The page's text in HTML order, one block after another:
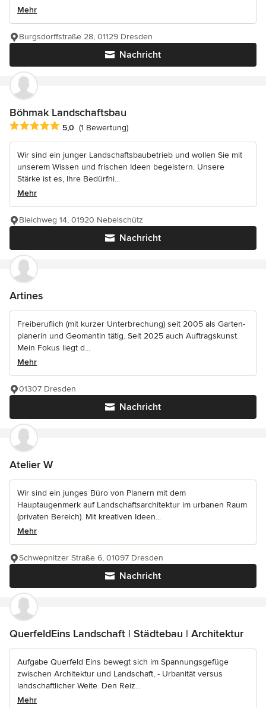
Mehr
Nachricht
Burgsdorffstraße 28, 01129 Dresden
Böhmak Landschaftsbau
Durchschnittliche Bewertung: 5 von 5 Sternen
5,0 (1 Bewertung)
Wir sind ein junger Landschaftsbaubetrieb und wollen Sie mit
unserem Wissen und frischen Ideen begeistern. Unsere
Stärke ist es, Ihre Bedürfni...
Mehr
Nachricht
Bleichweg 14, 01920 Nebelschütz
Artines
Freiberuflich (mit kurzer Unterbrechung) seit 2005 als Garten-
planerin und Geomantin tätig. Seit 2025 auch Auftragskunst.
Mein Fokus liegt d...
Mehr
Nachricht
01307 Dresden
Atelier W
Wir sind ein junges Büro von Planern mit dem
Hauptaugenmerk auf Landschaftsarchitektur im urbanen Raum
(privaten Bereich). Mit kreativen Ideen...
Mehr
Nachricht
Schwepnitzer Straße 6, 01097 Dresden
QuerfeldEins Landschaft | Städtebau | Architektur
Aufgabe Querfeld Eins bewegt sich im Spannungsgefüge
zwischen Architektur und Landschaft, - Urbanität versus
landschaftlicher Weite. Den Reiz...
Mehr